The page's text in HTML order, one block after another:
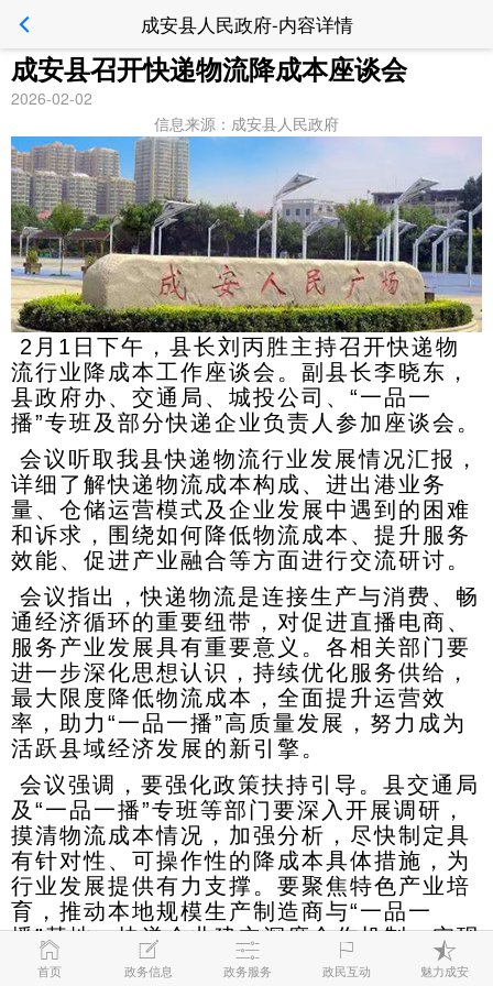
首页 政务信息 政务服务 政民互动 魅力成安
成安县人民政府-内容详情
成安县召开快递物流降成本座谈会
2026-02-02
信息来源：成安县人民政府
2月1日下午，县长刘丙胜主持召开快递物
流行业降成本工作座谈会。副县长李晓东，
县政府办、交通局、城投公司、“一品一
播”专班及部分快递企业负责人参加座谈会。
会议听取我县快递物流行业发展情况汇报，
详细了解快递物流成本构成、进出港业务
量、仓储运营模式及企业发展中遇到的困难
和诉求，围绕如何降低物流成本、提升服务
效能、促进产业融合等方面进行交流研讨。
会议指出，快递物流是连接生产与消费、畅
通经济循环的重要纽带，对促进直播电商、
服务产业发展具有重要意义。各相关部门要
进一步深化思想认识，持续优化服务供给，
最大限度降低物流成本，全面提升运营效
率，助力“一品一播”高质量发展，努力成为
活跃县域经济发展的新引擎。
会议强调，要强化政策扶持引导。县交通局
及“一品一播”专班等部门要深入开展调研，
摸清物流成本情况，加强分析，尽快制定具
有针对性、可操作性的降成本具体措施，为
行业发展提供有力支撑。要聚焦特色产业培
育，推动本地规模生产制造商与“一品一
播”基地、快递企业建立深度合作机制，实现
本土发货，留存大宗订单，推动“生产—仓储